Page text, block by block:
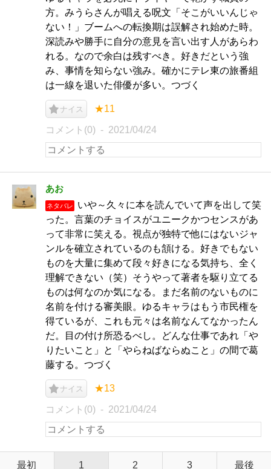
方。みうらさんが唱える呪文「そこがいいんじゃ
ない！」ブームへの転換期は誤解され始めた時。
深読みや勝手に自分の意見を言い出す人があらわ
れる。なので余白は残すべき。好きだという強
み、事情を知らない強み。確かにテレ東の旅番組
は一線を退いた俳優が多い。つづく
ナイス ★11
コメント(0) 2021/04/24
あお
ネタバレ
いや～久々に本を読んでいて声を出して笑
った。言葉のチョイスがユニークかつセンスがあ
って非常に笑える。視点が独特で他にはないジャ
ンルを確立されているのも頷ける。好きでもない
ものを大量に集めて段々好きになる気持ち、全く
理解できない（笑）そうやって著者を駆り立てる
ものは何なのか気になる。まだ名前のないものに
名前を付ける審美眼。ゆるキャラはもう市民権を
得ているが、これも元々は名前なんてなかったん
だ。目の付け所恐るべし。どんな仕事であれ「や
りたいこと」と「やらねばならぬこと」の間で葛
藤する。つづく
ナイス ★13
コメント(0) 2021/04/24
最初 1 2 3 最後